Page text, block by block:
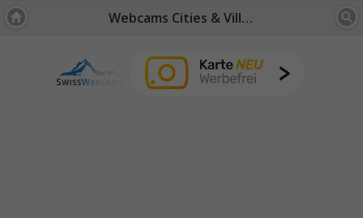
Webcams Cities & Villages: Switzerland